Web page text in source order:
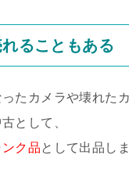
ることもある
たカメラや壊れた
として、
ク品として出品し